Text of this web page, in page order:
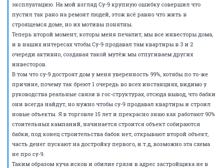
эксплуатацию. На мой взгляд Су-9 крупную ошибку совершил что
пустил так рано на ремонт людей, этож всё равно что жить в
строящемся доме, но их мотивы понятны.
Теперь второй момент, которы меня печалит, мы все инвесторы дома,
и в наших интересах чтобы Су-9 продавал там квартиры в 3 и 2
очереди активно, создавая такой мутёж мы отпугиваем других
инвесторов.
В том что су-9 достроят дом у меня уверенность 99%, хотябы по то-же
причине, почему так бреют 1 очередь во всех инстанциях, видимо у
руководства реальные связи в гос-структурах, отсюда вывод, что бабки
они всегда найдут, но нужно чтобы су-9 продавал квартиры и строил
новые объекты. Я в торговле 15 лет и прекрасно знаю как работают 90%
стоительных кампаний, начинается строится объект собираются
бабки, под конец строительства бабок нет, открывают второй объект,
часть денег пускают на достройку первого, и.т.д, возможно эта схема
не про су-9.
Таким образом куча исков и обилие грязи в адрес застройщика не в